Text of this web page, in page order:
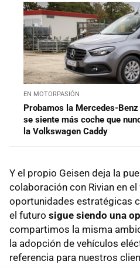
EN MOTORPASIÓN
Probamos la Mercedes-
se siente más coche que
la Volkswagen Caddy
Y el propio Geisen deja la
colaboración con Rivian en
oportunidades estratégicas
el futuro sigue siendo una
compartimos la misma
la adopción de vehículos
referencia para nuestros